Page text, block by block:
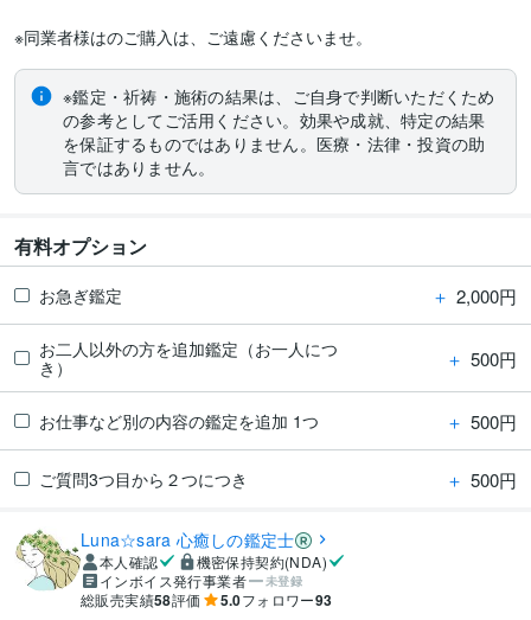
※同業者様はのご購入は、ご遠慮くださいませ。
※鑑定・祈祷・施術の結果は、ご自身で判断いただくため
の参考としてご活用ください。効果や成就、特定の結果
を保証するものではありません。医療・法律・投資の助
言ではありません。
有料オプション
お急ぎ鑑定 ＋ 2,000円
お二人以外の方を追加鑑定（お一人につ
き）
＋ 500円
お仕事など別の内容の鑑定を追加 1つ ＋ 500円
ご質問3つ目から２つにつき ＋ 500円
Luna☆sara 心癒しの鑑定士
本人確認
機密保持契約(NDA)
インボイス発行事業者
未登録
総販売実績58評価 5.0フォロワー93